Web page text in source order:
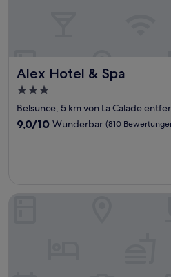
Alex Hotel & Spa
Alex Hotel & Spa
3.0-
Sterne-
Unterkunft
Belsunce, 5 km von La Calade
9.0
9,0/10 Wunderbar (810